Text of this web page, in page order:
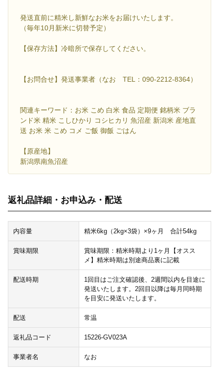
発送直前に精米し新鮮なお米をお届けいたします。
（毎年10月新米に切替予定）
【保存方法】冷暗所で保存してください。
【お問合せ】発送事業者（なお TEL：090-2212-8364）
関連キーワード：お米 こめ 白米 食品 定期便 銘柄米 ブラ
ンド米 精米 こしひかり コシヒカリ 魚沼産 新潟米 産地直
送 お米 米 こめ コメ ご飯 御飯 ごはん
【原産地】
新潟県南魚沼産
返礼品詳細・お申込み・配送
内容量 精米6kg（2kg×3袋）×9ヶ月 合計54kg
賞味期限
賞味期限：精米時期より1ヶ月【オスス
メ】精米時期は別途商品裏に記載
配送時期
1回目はご注文確認後、2週間以内を目途に
発送いたします。2回目以降は毎月同時期
を目安に発送いたします。
配送 常温
返礼品コード 15226-GV023A
事業者名 なお